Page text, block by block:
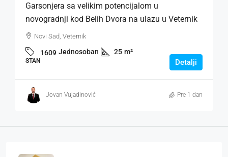
Garsonjera sa velikim potencijalom u
novogradnji kod Belih Dvora na ulazu u Veternik
Novi Sad, Veternik
1609 Jednosoban 25 m²
STAN Detalji
Jovan Vujadinović Pre 1 dan